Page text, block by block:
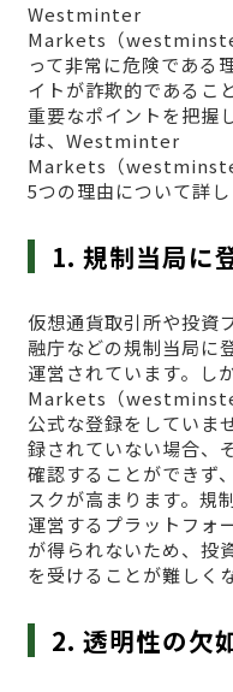
Westminter
Markets（
って非常に危険である
イトが詐欺的であるこ
重要なポイントを把握
は、Westminter
Markets（
5つの理由について詳し
1. 規制当局に
仮想通貨取引所や投資
融庁などの規制当局に
運営されています。
Markets（
公式な登録をしていま
録されていない場合、
確認することができず
スクが高まります。規
運営するプラットフォ
が得られないため、投
を受けることが難しく
2. 透明性の欠